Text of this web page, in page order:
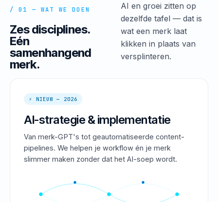
/ 01 — WAT WE DOEN
Zes disciplines.
Eén
samenhangend
merk.
AI en groei zitten op
dezelfde tafel — dat is
wat een merk laat
klikken in plaats van
versplinteren.
⚡ NIEUW — 2026
AI-strategie & implementatie
Van merk-GPT's tot geautomatiseerde content-
pipelines. We helpen je workflow én je merk
slimmer maken zonder dat het AI-soep wordt.